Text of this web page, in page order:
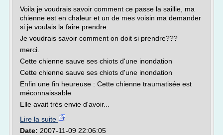
Voila je voudrais savoir comment ce passe la saillie, ma
chienne est en chaleur et un de mes voisin ma demander
si je voulais la faire prendre.
Je voudrais savoir comment on doit si prendre???
merci.
Cette chienne sauve ses chiots d'une inondation
Cette chienne sauve ses chiots d'une inondation
Enfin une fin heureuse : Cette chienne traumatisée est
méconnaissable
Elle avait très envie d'avoir...
Lire la suite
Date: 2007-11-09 22:06:05